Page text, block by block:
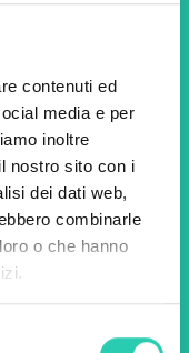
contenuti ed
media e per
inoltre
nostro sito con i
dei dati web,
combinarle
o che hanno
per
*